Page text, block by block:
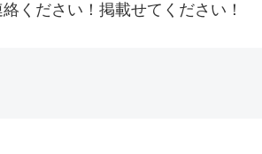
ください！掲載せてください！